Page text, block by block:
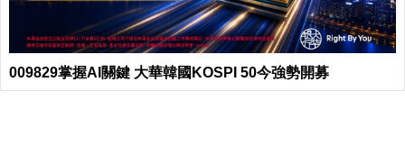
009829掌握AI關鍵 大華韓國KOSPI 50今強勢開募